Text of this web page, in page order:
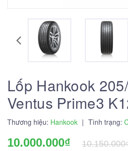
Lốp Hankook
Ventus Prime3
Thương hiệu: Hankook | Tình trạng:
10.000.000₫